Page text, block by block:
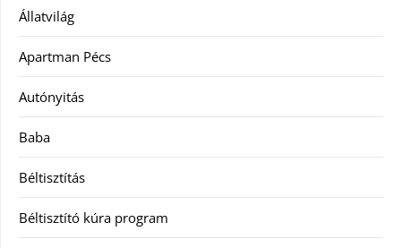
Állatvilág
Apartman Pécs
Autónyitás
Baba
Béltisztítás
Béltisztító kúra program